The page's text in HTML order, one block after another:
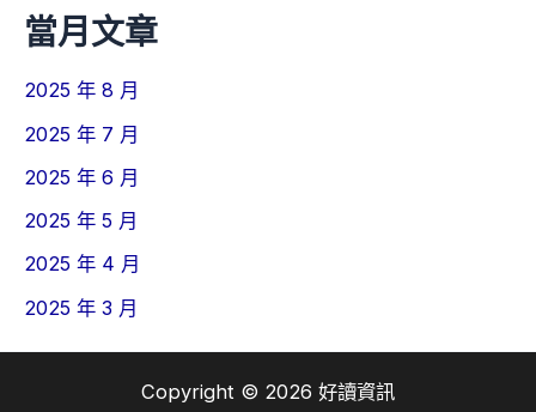
當月文章
2025 年 8 月
2025 年 7 月
2025 年 6 月
2025 年 5 月
2025 年 4 月
2025 年 3 月
Copyright © 2026 好讀資訊